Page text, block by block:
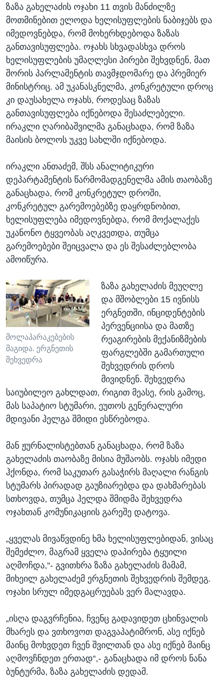
ზაზა გახელაძის ოჯახი 11 თვის მანძილზე
მოთმინებით ელოდა ხელისუფლების ნაბიჯებს და
იმედოვნებდა, რომ მოხერხდებოდა ზაზას
განთავისუფლება. ოჯახს სხვადასხვა დროს
ხელისუფლების უმაღლესი პირები შეხვდნენ, მათ
შორის პარლამენტის თავმჯდომარე და პრემიერ
მინისტრიც. ამ უკანასკნელმა, კონკრეტული დროც
კი დაუსახელა ოჯახს, როდესაც ზაზას
განთავისუფლება იქნებოდა შესაძლებელი.
ირაკლი ღარიბაშვილმა განაცხადა, რომ ზაზა
მაისის ბოლოს უკვე სახლში იქნებოდა.
ირაკლი ანთაძემ, შსს ანალიტიკური
დეპარტამენტის წარმომადგენელმა ამის თაობაზე
განაცხადა, რომ კონკრეტულ დროში,
კონკრეტულ გარემოებებზე დაყრდნობით,
ხელისუფლება იმედოვნებდა, რომ მოქალაქეს
უკანონო ტყვეობას აღკვეთდა, თუმცა
გარემოებები შეიცვალა და ეს შესაძლებლობა
ამოიწურა.
მოლაპარაკებების
მაგიდა. ერგნეთის
შეხვედრა
ზაზა გახელაძის მეუღლე
და მშობლები 15 ივნისს
ერგნეთში, ინციდენტების
პერვენციისა და მათზე
რეაგირების მექანიზმების
ფარგლებში გამართული
შეხვედრის დროს
მივიდნენ. შეხვედრა
საიუბილეო გახლდათ, რიგით მეასე, რის გამოც,
მას საპატიო სტუმარი, ეუთოს გენერალური
მდივანი ჰელგა შმიდი ესწრებოდა.
მან ჟურნალისტებთან განაცხადა, რომ ზაზა
გახელაძის თაობაზე მისია მუშაობს. ოჯახს იმედი
ჰქონდა, რომ საკუთარ გასაჭირს მაღალი რანგის
სტუმარს პირადად გაუზიარებდა და დახმარებას
სთხოვდა, თუმცა ჰელდა შმიდმა შეხვედრა
ოჯახთან კომუნიკაციის გარეშე დატოვა.
„ყველას მივაწვდინე ხმა ხელისუფლებიდან, ვისაც
შემეძლო, მაგრამ ყველა დაპირება ტყუილი
აღმოჩდა,“- გვითხრა ზაზა გახელაძის მამამ,
მიხეილ გახელაძემ ერგნეთის შეხვედრის შემდეგ.
ოჯახი სრულ იმედგაცრუებას ვერ მალავდა.
„ისღა დაგვრჩენია, ჩვენც გადავიდეთ ცხინვალის
მხარეს და ვთხოვოთ დაგვაპატიმრონ, ასე იქნებ
მაინც მოხვდეთ ჩვენ შვილთან და ასე იქნებ მაინც
აღმოვჩნდეთ ერთად“,- განაცხადა იმ დროს ნანა
ბუნტურმა, ზაზა გახელაძის დედამ.